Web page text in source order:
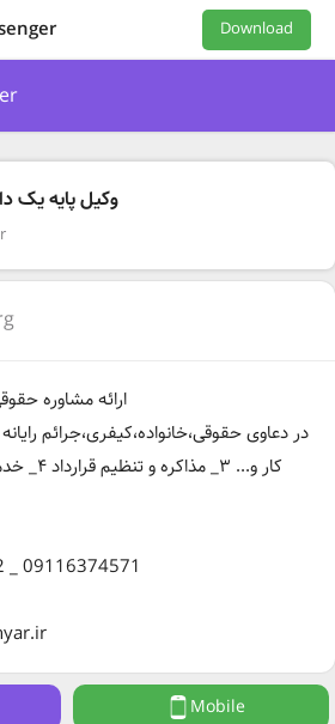
Download
وکیل پایه یک
۱_ارائه مشاوره حقوقی ۲_پذیرش
در دعاوی حقوقی،خانواده،کیفری،جرائم
کار و... ۳_
09116374571
Mobile